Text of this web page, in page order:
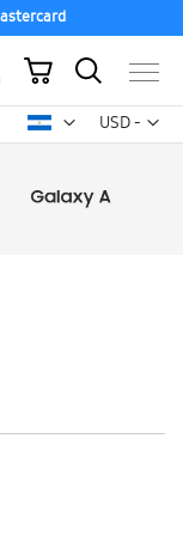
USD -
dólar
Mi carrito